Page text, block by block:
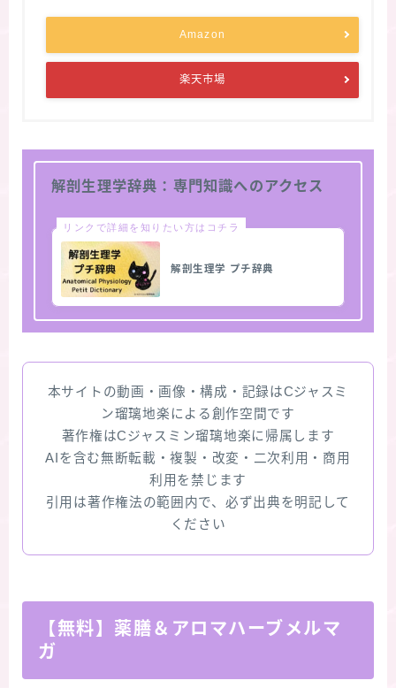
Amazon
楽天市場
解剖生理学辞典：専門知識へのアクセス
リンクで詳細を知りたい方はコチラ
解剖生理学 プチ辞典
本サイトの動画・画像・構成・記録はCジャスミ
ン瑠璃地楽による創作空間です
著作権はCジャスミン瑠璃地楽に帰属します
AIを含む無断転載・複製・改変・二次利用・商用
利用を禁じます
引用は著作権法の範囲内で、必ず出典を明記して
ください
【無料】薬膳＆アロマハーブメルマ
ガ